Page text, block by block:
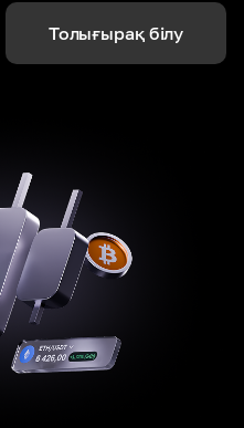
Толығырақ білу